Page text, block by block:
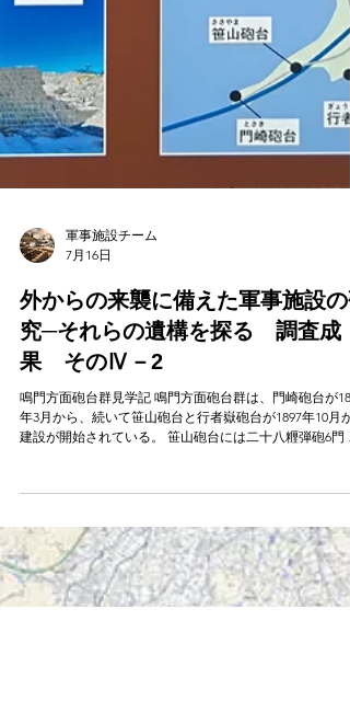
7月16日
外からの来襲に備えた軍事施設の
究─それらの遺構を探る 調査成
果 そのⅣ－2